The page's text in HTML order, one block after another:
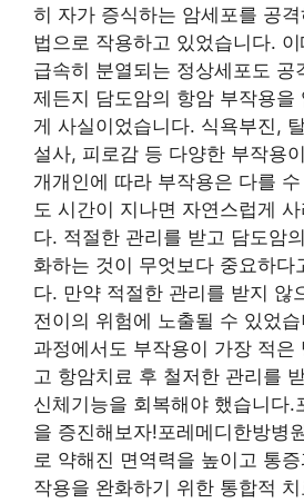
히 자가 증식하는 암세포를 공
법으로 작용하고 있었습니다.
급속히 분열되는 정상세포도 공
제든지 담도암의 항암 부작용을
게 사실이었습니다. 식욕부진,
설사, 피로감 등 다양한 부작용
개개인에 따라 부작용은 다를
도 시간이 지나면 자연스럽게
다. 적절한 관리를 받고 담도암
화하는 것이 무엇보다 중요하다
다. 만약 적절한 관리를 받지 않
전이의 위험에 노출될 수 있었
과정에서도 부작용이 가장 적은
고 항암치료 후 철저한 관리를
신체기능을 회복해야 했습니다.
을 증진해보자!포레메디한방병
로 약해진 면역력을 높이고 통
작용을 완화하기 위한 통합적